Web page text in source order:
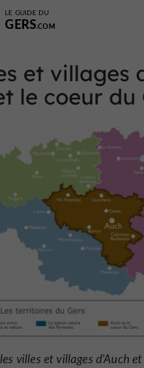
LE GUIDE DU
GERS
et villages
le coeur du
villes et villages d'Auch